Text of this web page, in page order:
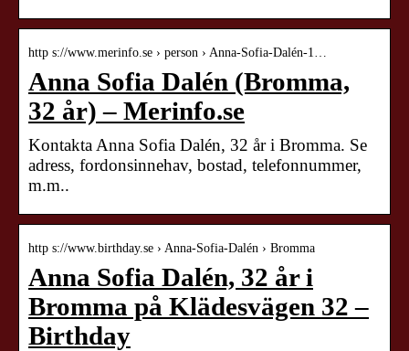
http s://www.merinfo.se › person › Anna-Sofia-Dalén-1…
Anna Sofia Dalén (Bromma,
32 år) – Merinfo.se
Kontakta Anna Sofia Dalén, 32 år i Bromma. Se
adress, fordonsinnehav, bostad, telefonnummer,
m.m..
http s://www.birthday.se › Anna-Sofia-Dalén › Bromma
Anna Sofia Dalén, 32 år i
Bromma på Klädesvägen 32 –
Birthday